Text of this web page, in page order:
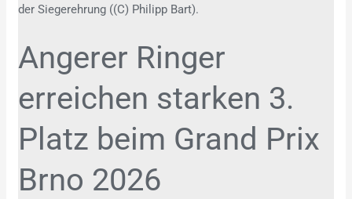
Angerer Ringer
erreichen starken 3.
Platz beim Grand Prix
Brno 2026
Ringer
starken
3.
Platz
Grand
Brno